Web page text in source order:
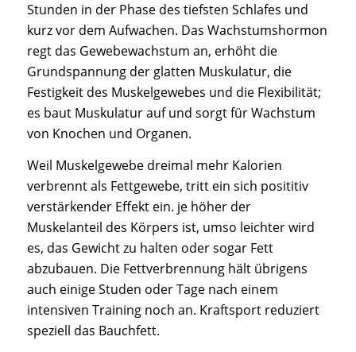
Stunden in der Phase des tiefsten Schlafes und
kurz vor dem Aufwachen. Das Wachstumshormon
regt das Gewebewachstum an, erhöht die
Grundspannung der glatten Muskulatur, die
Festigkeit des Muskelgewebes und die Flexibilität;
es baut Muskulatur auf und sorgt für Wachstum
von Knochen und Organen.
Weil Muskelgewebe dreimal mehr Kalorien
verbrennt als Fettgewebe, tritt ein sich posititiv
verstärkender Effekt ein. je höher der
Muskelanteil des Körpers ist, umso leichter wird
es, das Gewicht zu halten oder sogar Fett
abzubauen. Die Fettverbrennung hält übrigens
auch einige Studen oder Tage nach einem
intensiven Training noch an. Kraftsport reduziert
speziell das Bauchfett.